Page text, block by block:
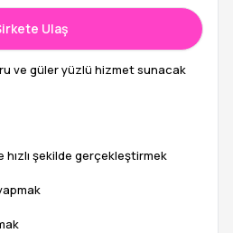
Ulaş
ve güler yüzlü hizmet sunacak
hızlı şekilde gerçekleştirmek